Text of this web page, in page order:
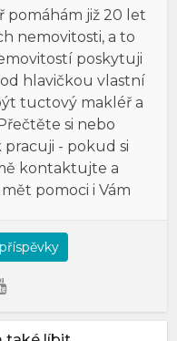
pomáhám již 20 let
nemovitosti, a to
poskytuji
hlavičkou vlastní
tuctový makléř a
si nebo
- pokud si
kontaktujte a
pomoci i Vám